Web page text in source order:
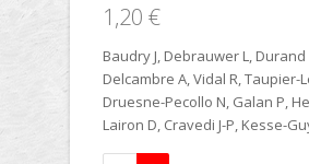
1,20 €
Baudry J, Debrauwer L, Durand
Delcambre A, Vidal R, Taupier-
Druesne-Pecollo N, Galan P,
Lairon D, Cravedi J-P, Kesse-